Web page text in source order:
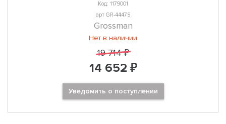
Код: 1179001
арт GR-4447S
Grossman
Нет в наличии
19 714 ₽
14 652 ₽
Уведомить о поступлении